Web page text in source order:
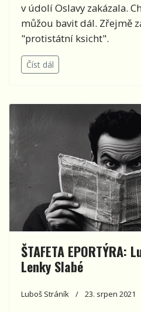
v údolí Oslavy zakázala.
můžou bavit dál. Zřejmě
"protistátní ksicht".
Číst dál
ŠTAFETA
Lenky Slabé
Luboš Stráník 23. srpen 2021